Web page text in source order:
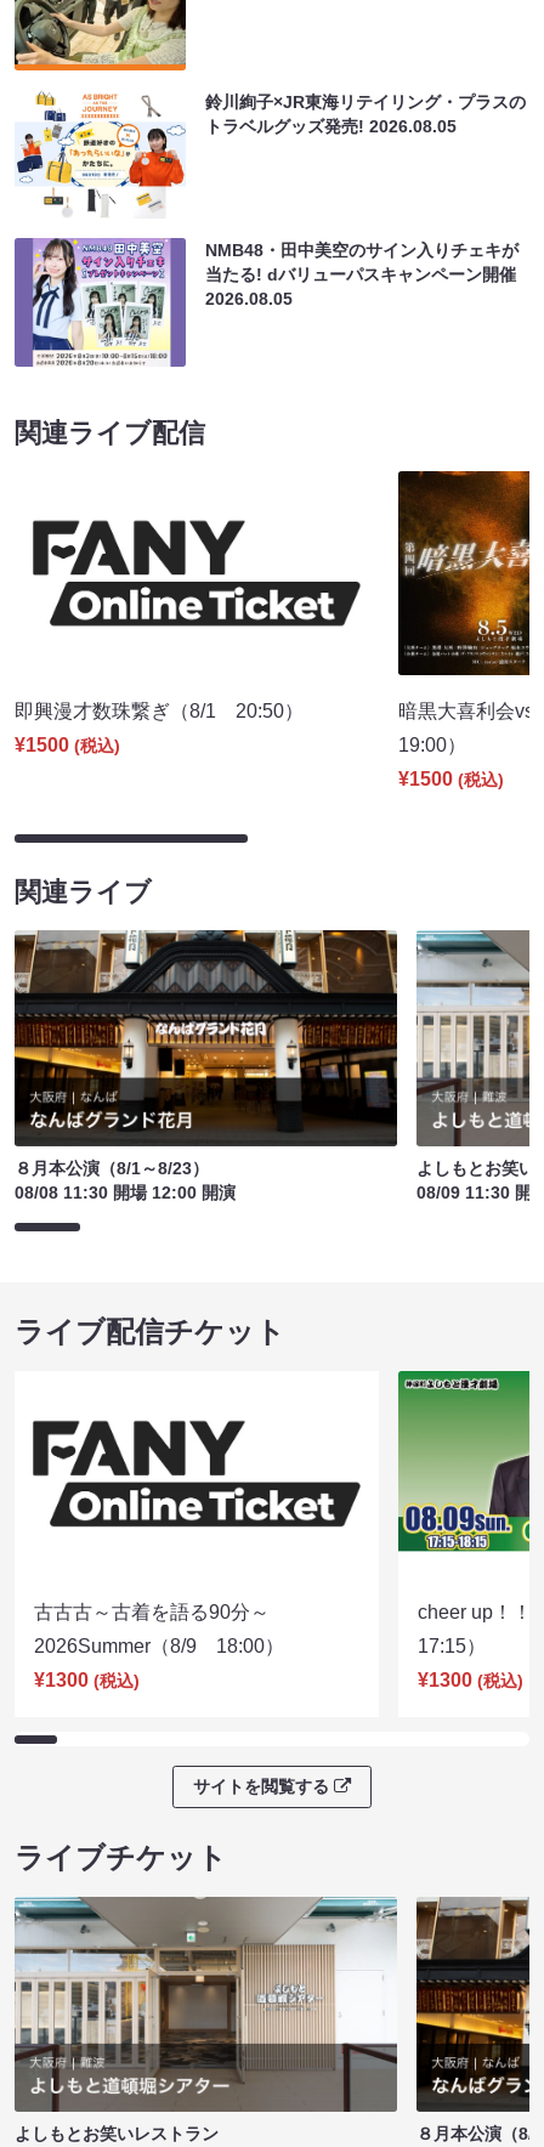
鈴川絢子×JR東海リテイリング・プラスの
トラベルグッズ発売!2026.08.05
NMB48・田中美空のサイン入りチェキが
当たる! dバリューパスキャンペーン開催
2026.08.05
関連ライブ配信
即興漫才数珠繋ぎ（8/1 20:50）
¥1500 (税込)
暗黒大喜利会
19:00）
¥1500 (税込)
関連ライブ
８月本公演（8/1～8/23）
08/08 11:30 開場 12:00 開演
よしもとお笑い
08/09 11:30 開
ライブ配信チケット
古古古～古着を語る90分～
2026Summer（8/9 18:00）
¥1300 (税込)
cheer up！
17:15）
¥1300 (税込)
サイトを閲覧する
ライブチケット
よしもとお笑いレストラン
８月本公演（8/